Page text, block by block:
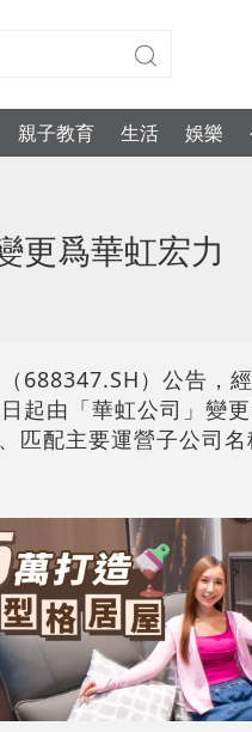
親子教育 生活 娛樂
更爲華虹宏力
688347.SH）公告，
起由「華虹公司」變
匹配主要運營子公司